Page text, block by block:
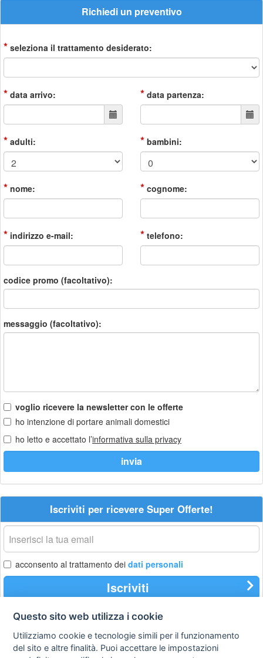
Richiedi un preventivo
* seleziona il trattamento desiderato:
* data arrivo: * data partenza:
* adulti: * bambini:
* nome: * cognome:
* indirizzo e-mail: * telefono:
codice promo (facoltativo):
messaggio (facoltativo):
voglio ricevere la newsletter con le offerte
ho intenzione di portare animali domestici
ho letto e accettato l’informativa sulla privacy
Iscriviti per ricevere Super Offerte!
La
tua
email
acconsento al trattamento dei dati personali
Iscriviti
Privacy
policy
Avviso
legale
Scrivici
Questo sito web utilizza i cookie
Utilizziamo cookie e tecnologie simili per il funzionamento
del sito e altre finalità. Puoi accettare le impostazioni